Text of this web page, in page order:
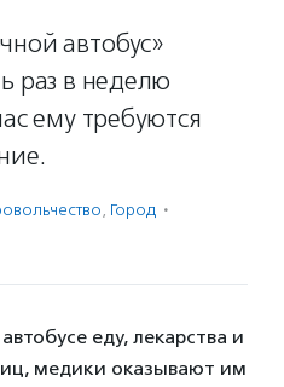
автобус»
раз в неделю
ему требуются
, Город ·
еду, лекарства и
медики оказывают им